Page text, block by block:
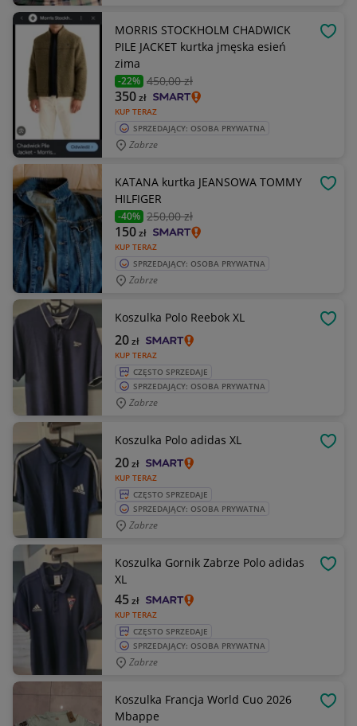
MORRIS STOCKHOLM CHADWICK
PILE JACKET kurtka jmęska esień
zima
-22% 450,00 zł
KUP TERAZ
350zł
SPRZEDAJĄCY: OSOBA PRYWATNA
Zabrze
KATANA kurtka JEANSOWA TOMMY
HILFIGER
-40% 250,00 zł
KUP TERAZ
150zł
SPRZEDAJĄCY: OSOBA PRYWATNA
Zabrze
Koszulka Polo Reebok XL
KUP TERAZ
20zł
CZĘSTO SPRZEDAJE
SPRZEDAJĄCY: OSOBA PRYWATNA
Zabrze
Koszulka Polo adidas XL
KUP TERAZ
20zł
CZĘSTO SPRZEDAJE
SPRZEDAJĄCY: OSOBA PRYWATNA
Zabrze
Koszulka Gornik Zabrze Polo adidas
XL
KUP TERAZ
45zł
CZĘSTO SPRZEDAJE
SPRZEDAJĄCY: OSOBA PRYWATNA
Zabrze
Koszulka Francja World Cuo 2026
Mbappe